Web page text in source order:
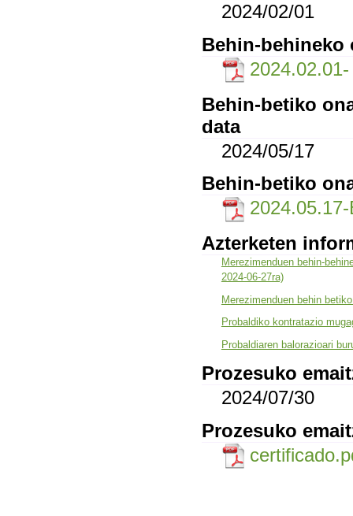
2024/02/01
Behin-behineko
Behin-betiko
data
2024/05/17
Behin-betiko
Azterketen
Merezimenduen behin-
2024-06-27ra)
Merezimenduen behin
Probaldiko kontratazio
Probaldiaren balorazioari
Prozesuko
2024/07/30
Prozesuko